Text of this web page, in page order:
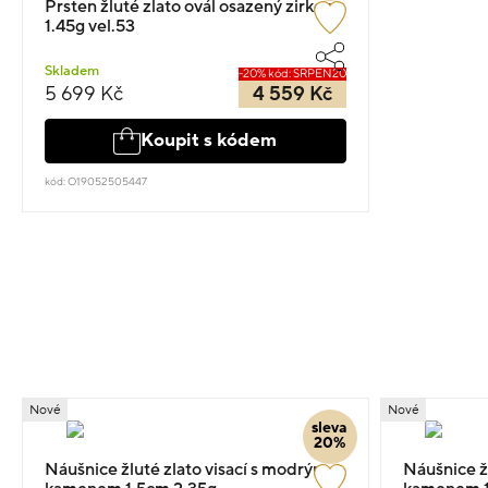
Prsten žluté zlato ovál osazený zirkony
1.45g vel.53
Skladem
5 699 Kč
-20% kód: SRPEN20
4 559 Kč
Koupit s kódem
kód: O19052505447
sleva
20%
Nové
Náušnice žluté zlato visací s modrým
Nové
Náušnice